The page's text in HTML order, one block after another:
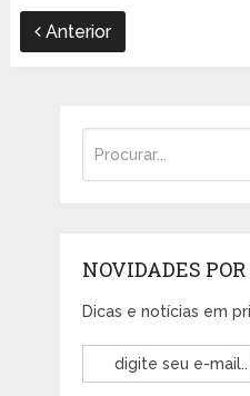
Anterior
NOVIDADES
Dicas e notícias em